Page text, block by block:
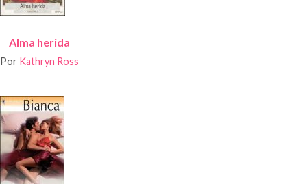
Alma herida
Por Kathryn Ross